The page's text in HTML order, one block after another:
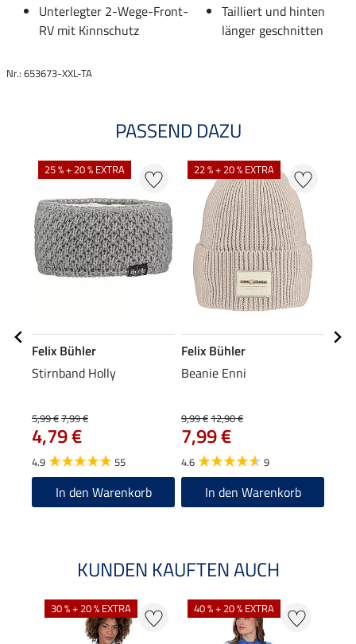
Unterlegter 2-Wege-Front-
RV mit Kinnschutz
Tailliert und hinten
länger geschnitten
Nr.: 653673-XXL-TA
PASSEND DAZU
25 % + 20 % EXTRA
Felix Bühler
Stirnband Holly
5,99 €7,99 €
4,79 €
4.9 55
In den Warenkorb
22 % + 20 % EXTRA
Felix Bühler
Beanie Enni
9,99 €12,90 €
7,99 €
4.6 9
In den Warenkorb
KUNDEN KAUFTEN AUCH
30 % + 20 % EXTRA 40 % + 20 % EXTRA